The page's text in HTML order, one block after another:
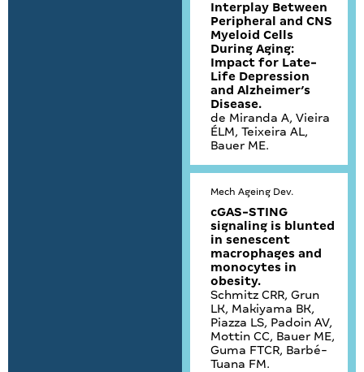
Interplay Between
Peripheral and CNS
Myeloid Cells
During Aging:
Impact for Late-
Life Depression
and Alzheimer’s
Disease.
de Miranda A, Vieira
ÉLM, Teixeira AL,
Bauer ME.
Mech Ageing Dev.
cGAS-STING
signaling is blunted
in senescent
macrophages and
monocytes in
obesity.
Schmitz CRR, Grun
LK, Makiyama BK,
Piazza LS, Padoin AV,
Mottin CC, Bauer ME,
Guma FTCR, Barbé-
Tuana FM.